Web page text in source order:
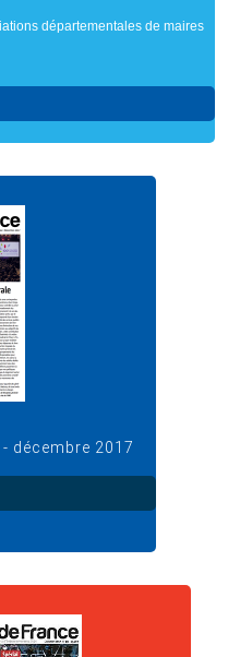
départementales de maires
- décembre 2017